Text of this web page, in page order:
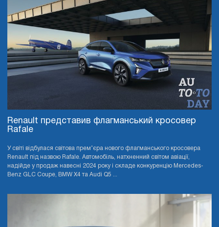
Renault представив флагманський кросовер
Rafale
У світі відбулася світова прем’єра нового флагманського кросовера
Renault під назвою Rafale. Автомобіль, натхненний світом авіації,
надійде у продаж навесні 2024 року і складе конкуренцію Mercedes-
Benz GLC Coupe, BMW X4 та Audi Q5 ...